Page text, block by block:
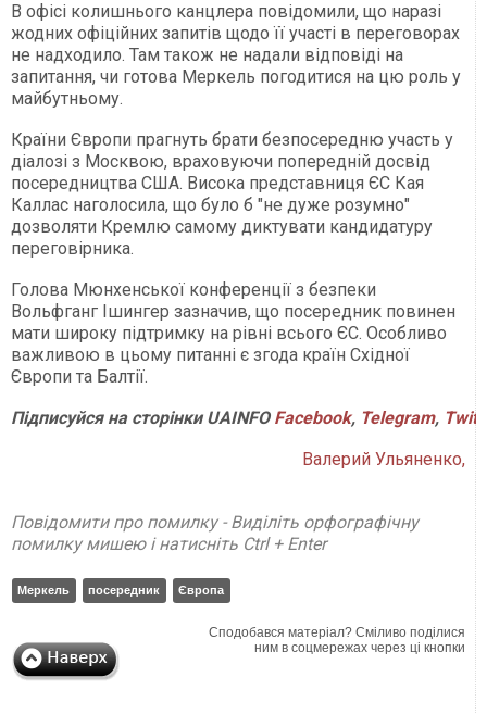
В офісі колишнього канцлера повідомили, що наразі
жодних офіційних запитів щодо її участі в переговорах
не надходило. Там також не надали відповіді на
запитання, чи готова Меркель погодитися на цю роль у
майбутньому.
Країни Європи прагнуть брати безпосередню участь у
діалозі з Москвою, враховуючи попередній досвід
посередництва США. Висока представниця ЄС Кая
Каллас наголосила, що було б "не дуже розумно"
дозволяти Кремлю самому диктувати кандидатуру
переговірника.
Голова Мюнхенської конференції з безпеки
Вольфганг Ішингер зазначив, що посередник повинен
мати широку підтримку на рівні всього ЄС. Особливо
важливою в цьому питанні є згода країн Східної
Європи та Балтії.
ПідписуйсянасторінкиUAINFO Facebook, Telegram,
Валерий Ульяненко,
Повідомити про помилку - Виділіть орфографічну
помилку мишею і натисніть Ctrl + Enter
Меркель посередник Європа
Сподобався матеріал? Сміливо поділися
ним в соцмережах через ці кнопки